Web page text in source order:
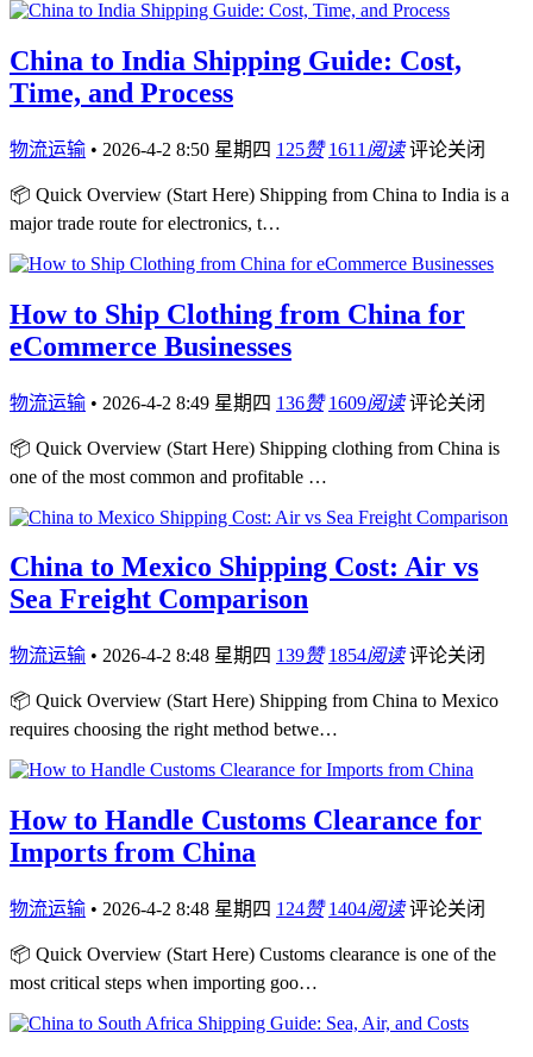
China to India Shipping Guide: Cost,
Time, and Process
物流运输 • 2026-4-2 8:50 星期四 125赞 1611 阅读 评论关闭
📦 Quick Overview (Start Here) Shipping from China to India is a
major trade route for electronics, t…
How to Ship Clothing from China for
eCommerce Businesses
物流运输 • 2026-4-2 8:49 星期四 136赞 1609阅读 评论关闭
📦 Quick Overview (Start Here) Shipping clothing from China is
one of the most common and profitable …
China to Mexico Shipping Cost: Air vs
Sea Freight Comparison
物流运输 • 2026-4-2 8:48 星期四 139赞 1854阅读 评论关闭
📦 Quick Overview (Start Here) Shipping from China to Mexico
requires choosing the right method betwe…
How to Handle Customs Clearance for
Imports from China
物流运输 • 2026-4-2 8:48 星期四 124赞 1404阅读 评论关闭
📦 Quick Overview (Start Here) Customs clearance is one of the
most critical steps when importing goo…